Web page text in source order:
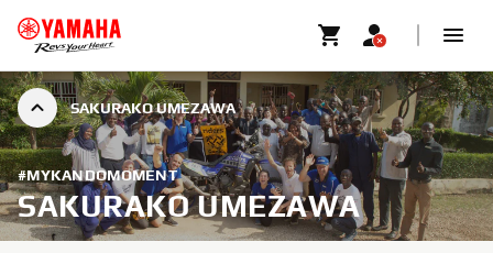
SAKURAKO UMEZAWA
#MYKANDOMOMENT
SAKURAKO UMEZAWA